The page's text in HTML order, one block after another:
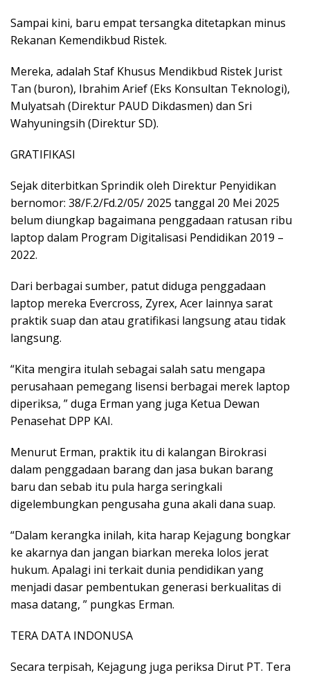
Sampai kini, baru empat tersangka ditetapkan minus
Rekanan Kemendikbud Ristek.
Mereka, adalah Staf Khusus Mendikbud Ristek Jurist
Tan (buron), Ibrahim Arief (Eks Konsultan Teknologi),
Mulyatsah (Direktur PAUD Dikdasmen) dan Sri
Wahyuningsih (Direktur SD).
GRATIFIKASI
Sejak diterbitkan Sprindik oleh Direktur Penyidikan
bernomor: 38/F.2/Fd.2/05/ 2025 tanggal 20 Mei 2025
belum diungkap bagaimana penggadaan ratusan ribu
laptop dalam Program Digitalisasi Pendidikan 2019 –
2022.
Dari berbagai sumber, patut diduga penggadaan
laptop mereka Evercross, Zyrex, Acer lainnya sarat
praktik suap dan atau gratifikasi langsung atau tidak
langsung.
“Kita mengira itulah sebagai salah satu mengapa
perusahaan pemegang lisensi berbagai merek laptop
diperiksa, ” duga Erman yang juga Ketua Dewan
Penasehat DPP KAI.
Menurut Erman, praktik itu di kalangan Birokrasi
dalam penggadaan barang dan jasa bukan barang
baru dan sebab itu pula harga seringkali
digelembungkan pengusaha guna akali dana suap.
“Dalam kerangka inilah, kita harap Kejagung bongkar
ke akarnya dan jangan biarkan mereka lolos jerat
hukum. Apalagi ini terkait dunia pendidikan yang
menjadi dasar pembentukan generasi berkualitas di
masa datang, ” pungkas Erman.
TERA DATA INDONUSA
Secara terpisah, Kejagung juga periksa Dirut PT. Tera